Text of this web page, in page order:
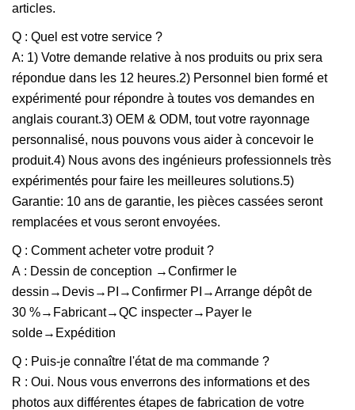
articles.
Q : Quel est votre service ?
A: 1) Votre demande relative à nos produits ou prix sera
répondue dans les 12 heures.2) Personnel bien formé et
expérimenté pour répondre à toutes vos demandes en
anglais courant.3) OEM & ODM, tout votre rayonnage
personnalisé, nous pouvons vous aider à concevoir le
produit.4) Nous avons des ingénieurs professionnels très
expérimentés pour faire les meilleures solutions.5)
Garantie: 10 ans de garantie, les pièces cassées seront
remplacées et vous seront envoyées.
Q : Comment acheter votre produit ?
A : Dessin de conception →Confirmer le
dessin→Devis→PI→Confirmer PI→Arrange dépôt de
30 %→Fabricant→QC inspecter→Payer le
solde→Expédition
Q : Puis-je connaître l'état de ma commande ?
R : Oui. Nous vous enverrons des informations et des
photos aux différentes étapes de fabrication de votre